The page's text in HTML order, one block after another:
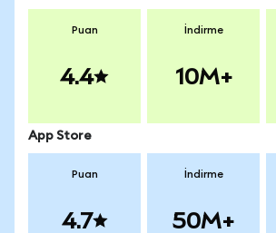
Puan
4.4
İndirme
10M+
App Store
Puan
4.7
İndirme
50M+